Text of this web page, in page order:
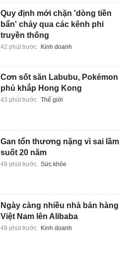
Quy định mới chặn 'dòng tiền
bẩn' chảy qua các kênh phi
truyền thống
42 phút trước Kinh doanh
Cơn sốt săn Labubu, Pokémon
phủ khắp Hong Kong
43 phút trước Thế giới
Gan tổn thương nặng vì sai lầm
suốt 20 năm
49 phút trước Sức khỏe
Ngày càng nhiều nhà bán hàng
Việt Nam lên Alibaba
49 phút trước Kinh doanh